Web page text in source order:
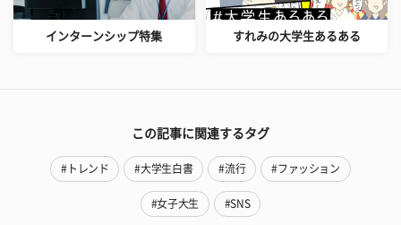
インターンシップ特集 すれみの大学生あるある
この記事に関連するタグ
#トレンド #大学生白書 #流行 #ファッション
#女子大生 #SNS